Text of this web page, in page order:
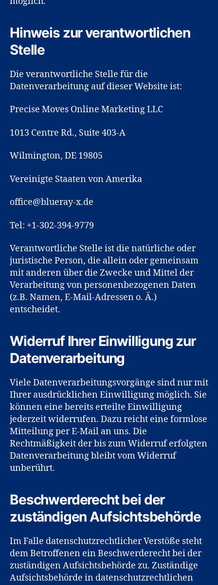
Hinweis zur verantwortlichen
Stelle
Die verantwortliche Stelle für die
Datenverarbeitung auf dieser Website ist:
Precise Moves Online Marketing LLC
1013 Centre Rd., Suite 403-A
Wilmington, DE 19805
Vereinigte Staaten von Amerika
office@blueray-x.de
Tel: +1-302-394-9779
Verantwortliche Stelle ist die natürliche oder
juristische Person, die allein oder gemeinsam
mit anderen über die Zwecke und Mittel der
Verarbeitung von personenbezogenen Daten
(z.B. Namen, E-Mail-Adressen o. Ä.)
entscheidet.
Widerruf Ihrer Einwilligung zur
Datenverarbeitung
Viele Datenverarbeitungsvorgänge sind nur mit
Ihrer ausdrücklichen Einwilligung möglich. Sie
können eine bereits erteilte Einwilligung
jederzeit widerrufen. Dazu reicht eine formlose
Mitteilung per E-Mail an uns. Die
Rechtmäßigkeit der bis zum Widerruf erfolgten
Datenverarbeitung bleibt vom Widerruf
unberührt.
Beschwerderecht bei der
zuständigen Aufsichtsbehörde
Im Falle datenschutzrechtlicher Verstöße steht
dem Betroffenen ein Beschwerderecht bei der
zuständigen Aufsichtsbehörde zu. Zuständige
Aufsichtsbehörde in datenschutzrechtlichen